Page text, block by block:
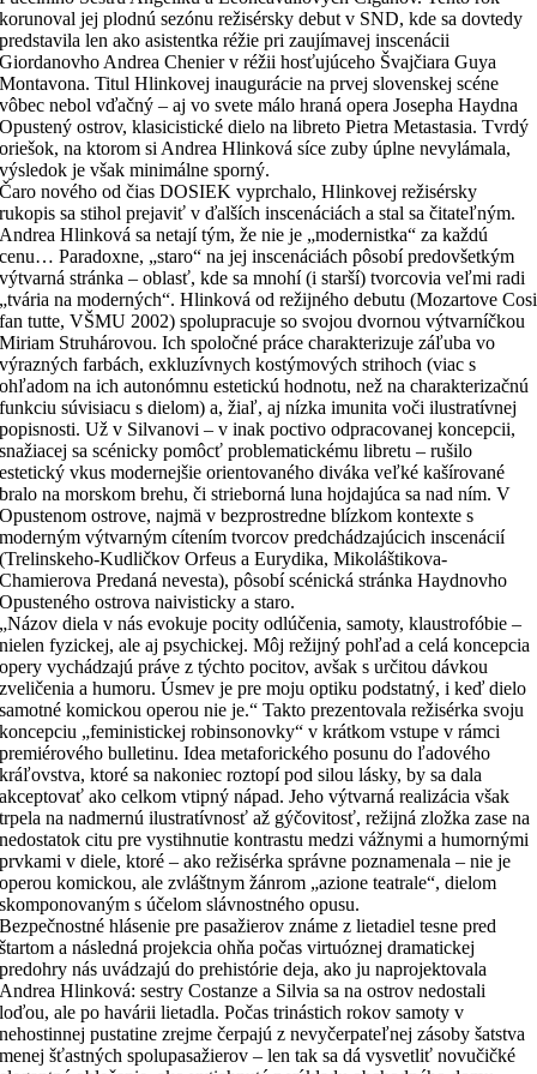
korunoval jej plodnú sezónu režisérsky debut v SND, kde sa dovtedy
predstavila len ako asistentka réžie pri zaujímavej inscenácii
Giordanovho Andrea Chenier v réžii hosťujúceho Švajčiara Guya
Montavona. Titul Hlinkovej inaugurácie na prvej slovenskej scéne
vôbec nebol vďačný – aj vo svete málo hraná opera Josepha Haydna
Opustený ostrov, klasicistické dielo na libreto Pietra Metastasia. Tvrdý
oriešok, na ktorom si Andrea Hlinková síce zuby úplne nevylámala,
výsledok je však minimálne sporný.
Čaro nového od čias DOSIEK vyprchalo, Hlinkovej režisérsky
rukopis sa stihol prejaviť v ďalších inscenáciách a stal sa čitateľným.
Andrea Hlinková sa netají tým, že nie je „modernistka“ za každú
cenu… Paradoxne, „staro“ na jej inscenáciách pôsobí predovšetkým
výtvarná stránka – oblasť, kde sa mnohí (i starší) tvorcovia veľmi radi
„tvária na moderných“. Hlinková od režijného debutu (Mozartove Cosi
fan tutte, VŠMU 2002) spolupracuje so svojou dvornou výtvarníčkou
Miriam Struhárovou. Ich spoločné práce charakterizuje záľuba vo
výrazných farbách, exkluzívnych kostýmových strihoch (viac s
ohľadom na ich autonómnu estetickú hodnotu, než na charakterizačnú
funkciu súvisiacu s dielom) a, žiaľ, aj nízka imunita voči ilustratívnej
popisnosti. Už v Silvanovi – v inak poctivo odpracovanej koncepcii,
snažiacej sa scénicky pomôcť problematickému libretu – rušilo
estetický vkus modernejšie orientovaného diváka veľké kašírované
bralo na morskom brehu, či strieborná luna hojdajúca sa nad ním. V
Opustenom ostrove, najmä v bezprostredne blízkom kontexte s
moderným výtvarným cítením tvorcov predchádzajúcich inscenácií
(Trelinskeho-Kudličkov Orfeus a Eurydika, Mikoláštikova-
Chamierova Predaná nevesta), pôsobí scénická stránka Haydnovho
Opusteného ostrova naivisticky a staro.
„Názov diela v nás evokuje pocity odlúčenia, samoty, klaustrofóbie –
nielen fyzickej, ale aj psychickej. Môj režijný pohľad a celá koncepcia
opery vychádzajú práve z týchto pocitov, avšak s určitou dávkou
zveličenia a humoru. Úsmev je pre moju optiku podstatný, i keď dielo
samotné komickou operou nie je.“ Takto prezentovala režisérka svoju
koncepciu „feministickej robinsonovky“ v krátkom vstupe v rámci
premiérového bulletinu. Idea metaforického posunu do ľadového
kráľovstva, ktoré sa nakoniec roztopí pod silou lásky, by sa dala
akceptovať ako celkom vtipný nápad. Jeho výtvarná realizácia však
trpela na nadmernú ilustratívnosť až gýčovitosť, režijná zložka zase na
nedostatok citu pre vystihnutie kontrastu medzi vážnymi a humornými
prvkami v diele, ktoré – ako režisérka správne poznamenala – nie je
operou komickou, ale zvláštnym žánrom „azione teatrale“, dielom
skomponovaným s účelom slávnostného opusu.
Bezpečnostné hlásenie pre pasažierov známe z lietadiel tesne pred
štartom a následná projekcia ohňa počas virtuóznej dramatickej
predohry nás uvádzajú do prehistórie deja, ako ju naprojektovala
Andrea Hlinková: sestry Costanze a Silvia sa na ostrov nedostali
loďou, ale po havárii lietadla. Počas trinástich rokov samoty v
nehostinnej pustatine zrejme čerpajú z nevyčerpateľnej zásoby šatstva
menej šťastných spolupasažierov – len tak sa dá vysvetliť novučičké